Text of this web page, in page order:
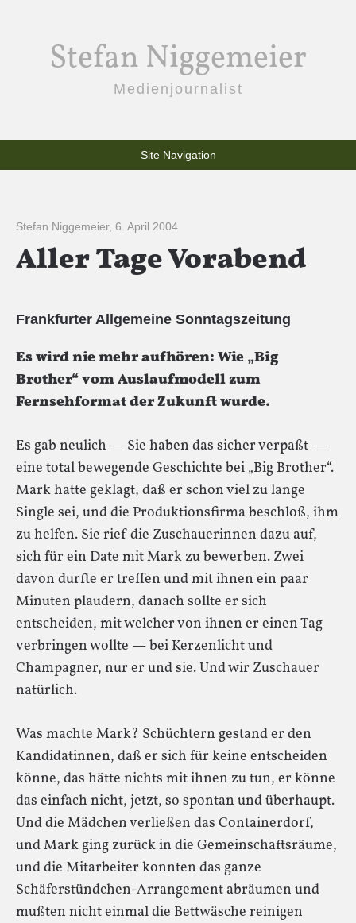
Stefan Niggemeier
Medienjournalist
Site Navigation
Stefan Niggemeier, 6. April 2004
Aller Tage Vorabend
Frankfurter Allgemeine Sonntagszeitung
Es wird nie mehr aufhören: Wie „Big
Brother“ vom Auslaufmodell zum
Fernsehformat der Zukunft wurde.
Es gab neulich — Sie haben das sicher verpaßt —
eine total bewegende Geschichte bei „Big Brother“.
Mark hatte geklagt, daß er schon viel zu lange
Single sei, und die Produktionsfirma beschloß, ihm
zu helfen. Sie rief die Zuschauerinnen dazu auf,
sich für ein Date mit Mark zu bewerben. Zwei
davon durfte er treffen und mit ihnen ein paar
Minuten plaudern, danach sollte er sich
entscheiden, mit welcher von ihnen er einen Tag
verbringen wollte — bei Kerzenlicht und
Champagner, nur er und sie. Und wir Zuschauer
natürlich.
Was machte Mark? Schüchtern gestand er den
Kandidatinnen, daß er sich für keine entscheiden
könne, das hätte nichts mit ihnen zu tun, er könne
das einfach nicht, jetzt, so spontan und überhaupt.
Und die Mädchen verließen das Containerdorf,
und Mark ging zurück in die Gemeinschaftsräume,
und die Mitarbeiter konnten das ganze
Schäferstündchen-Arrangement abräumen und
mußten nicht einmal die Bettwäsche reinigen